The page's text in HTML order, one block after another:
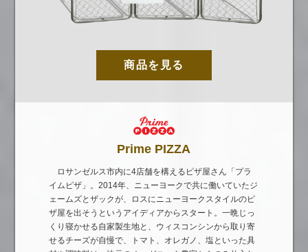
商品を見る
Prime PIZZA
ロサンゼルス市内に4店舗を構えるピザ屋さん「プラ
イムピザ」。2014年、ニューヨークで共に働いていたジ
ェームズとザックが、ロスにニューヨークスタイルのピ
ザ屋を出そうというアイディアからスタート。一晩じっ
くり寝かせる自家製生地と、ウィスコンシンから取り寄
せるチーズが自慢で、トマト、オレガノ、塩といった具